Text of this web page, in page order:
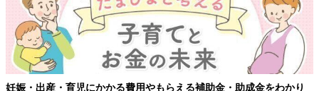
妊娠・出産・育児にかかる費用やもらえる補助金・助成金をわかり